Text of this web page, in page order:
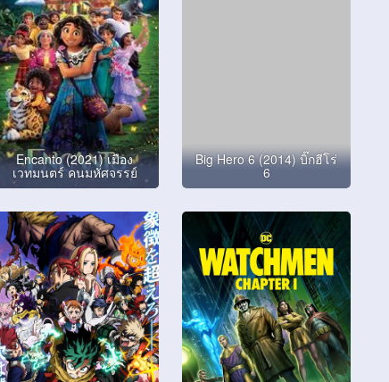
Encanto (2021) เมือง
เวทมนตร์ คนมหัศจรรย์
Big Hero 6 (2014) บิ๊กฮีโร่
6